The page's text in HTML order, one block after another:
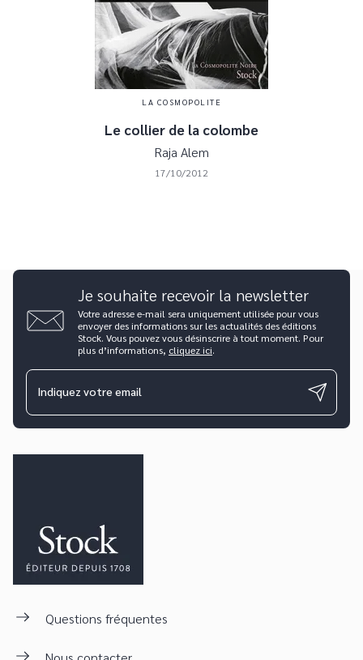
LA COSMOPOLITE
Le collier de la colombe
Raja Alem
17/10/2012
Je souhaite recevoir la newsletter
Votre adresse e-mail sera uniquement utilisée pour vous
envoyer des informations sur les actualités des éditions
Stock. Vous pouvez vous désinscrire à tout moment. Pour
plus d’informations, cliquez ici.
Indiquez votre email
Questions fréquentes